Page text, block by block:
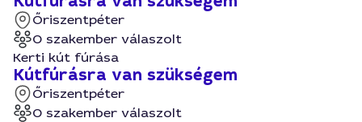
Őriszentpéter
0 szakember válaszolt
Kerti kút fúrása
Kútfúrásra van szükségem
Őriszentpéter
0 szakember válaszolt